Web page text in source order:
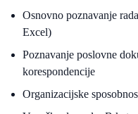
Osnovno poznavanje
Excel)
Poznavanje poslovne
korespondencije
Organizacijske